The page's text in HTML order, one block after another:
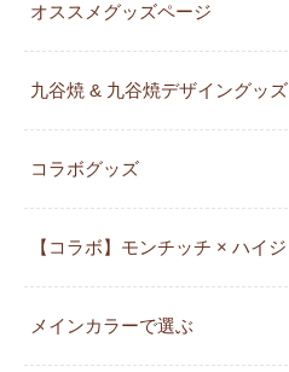
オススメグッズページ
九谷焼 & 九谷焼デザイングッズ
コラボグッズ
【コラボ】モンチッチ × ハイジ
メインカラーで選ぶ